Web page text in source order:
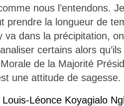
nous l’entendons.
prendre la longueur de
va dans la précipitation,
certains alors
Morale de la Majorité
une attitude de sagesse.
Louis-Léonce Koyagialo